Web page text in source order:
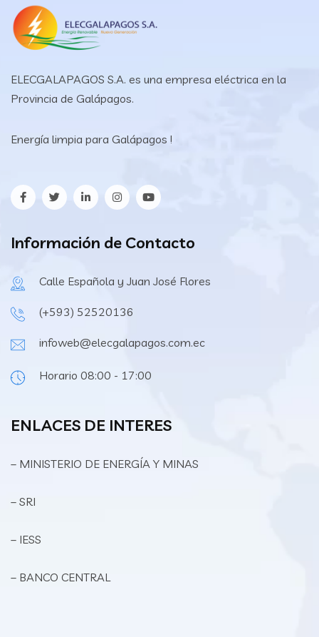
ELECGALAPAGOS S.A. es una empresa eléctrica en la
Provincia de Galápagos.
Energía limpia para Galápagos !
Información de Contacto
Calle Española y Juan José Flores
(+593) 52520136
infoweb@elecgalapagos.com.ec
Horario 08:00 - 17:00
ENLACES DE INTERES
– MINISTERIO DE ENERGÍA Y MINAS
– SRI
– IESS
– BANCO CENTRAL